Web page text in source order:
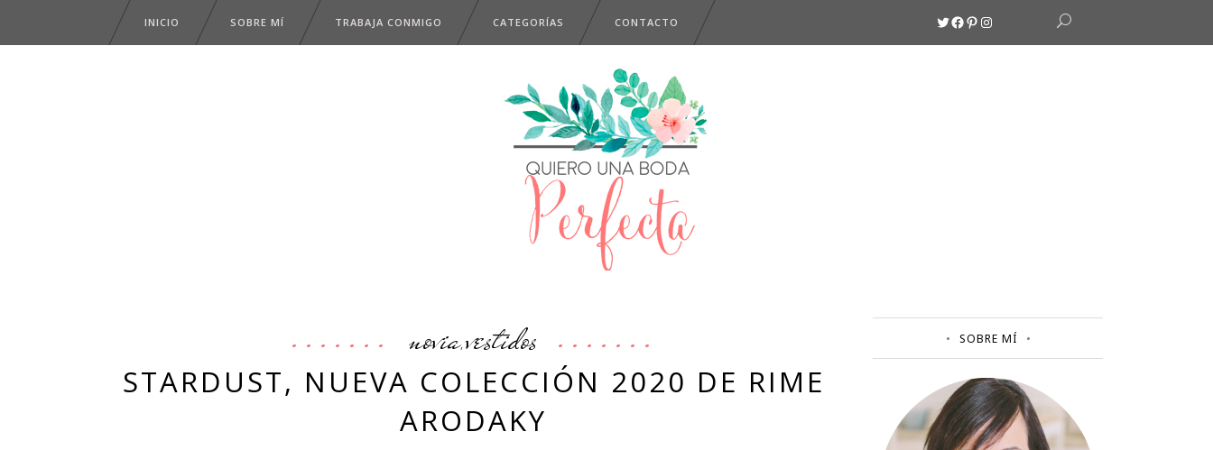
INICIO SOBRE MÍ TRABAJA CONMIGO CATEGORÍAS CONTACTO Twitter
Facebook
Pinterest
Instagram
novia,vestidos
STARDUST, NUEVA COLECCIÓN 2020 DE RIME
ARODAKY
SOBRE MÍ